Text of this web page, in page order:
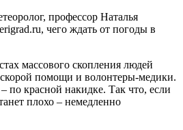
профессор Наталья
чего ждать от погоды в
массового скопления людей
помощи и волонтеры-медики.
по красной накидке. Так что, если
плохо – немедленно